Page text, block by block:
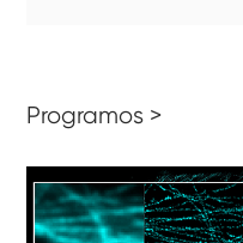
Programos >